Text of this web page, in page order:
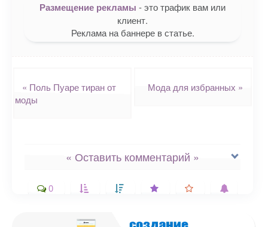
Размещение рекламы - это трафик вам или
клиент.
Реклама на баннере в статье.
« Поль Пуаре тиран от
моды
Мода для избранных »
« Оставить комментарий »
0